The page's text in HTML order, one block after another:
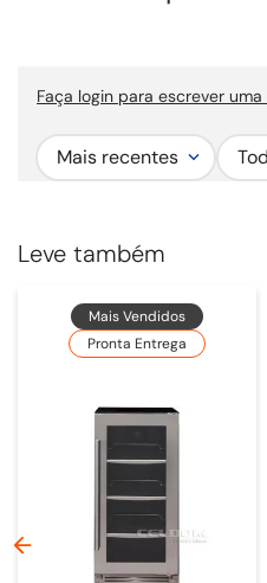
Faça login para escrever uma
Mais recentes
Leve também
Mais Vendidos
Pronta Entrega